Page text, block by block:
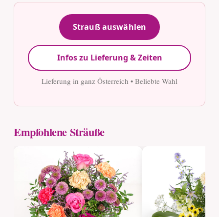
Strauß auswählen
Infos zu Lieferung & Zeiten
Lieferung in ganz Österreich • Beliebte Wahl
Empfohlene Sträuße